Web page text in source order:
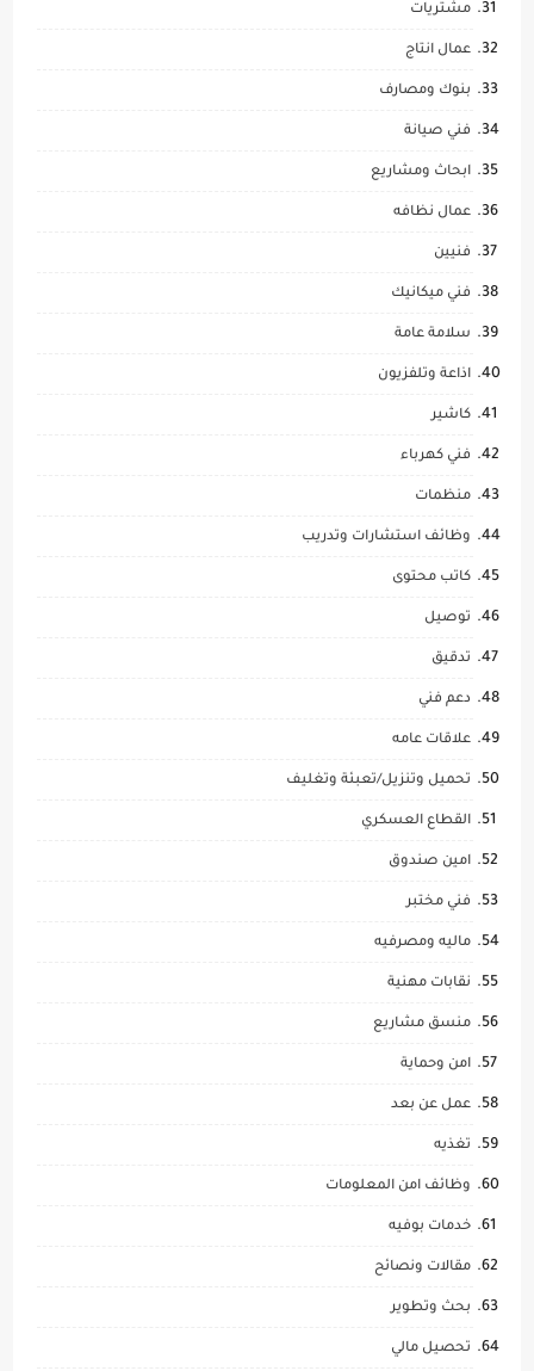
مشتريات
عمال انتاج
بنوك ومصارف
فني صيانة
ابحاث ومشاريع
عمال نظافه
فنيين
فني ميكانيك
سلامة عامة
اذاعة وتلفزيون
كاشير
فني كهرباء
منظمات
وظائف استشارات وتدريب
كاتب محتوى
توصيل
تدقيق
دعم فني
علاقات عامه
تحميل وتنزيل/تعبئة وتغليف
القطاع العسكري
امين صندوق
فني مختبر
ماليه ومصرفيه
نقابات مهنية
منسق مشاريع
امن وحماية
عمل عن بعد
تغذيه
وظائف امن المعلومات
خدمات بوفيه
مقالات ونصائح
بحث وتطوير
تحصيل مالي